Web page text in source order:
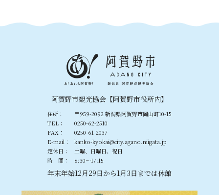
阿賀野市観光協会【阿賀野市役所内】
住所：
〒959-2092 新潟県阿賀野市岡山町10-15
TEL：
0250-62-2510
FAX：
0250-61-2037
E-mail：
kanko-kyokai@city.agano.niigata.jp
定休日：
土曜、日曜日、祝日
時 間：
8:30〜17:15
年末年始12月29日から1月3日までは休館